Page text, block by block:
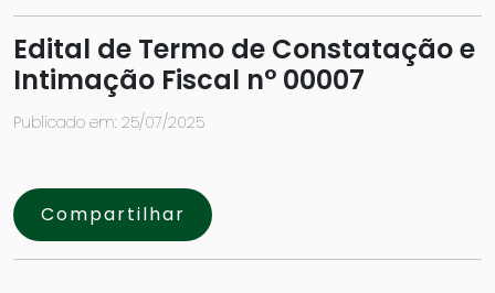
Edital de Termo de Constatação e
Intimação Fiscal n° 00007
Publicado em: 25/07/2025
Compartilhar